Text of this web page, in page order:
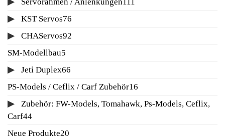
KST Servos76
CHAServos92
SM-Modellbau5
Produkte
Jeti Duplex66
Produkte
PS-Models / Ceflix / Carf Zubehör16
Produkte
Zubehör: FW-Models, Tomahawk, Ps-Models, Ceflix,
Carf4444
Produkte
Neue Produkte20